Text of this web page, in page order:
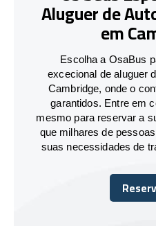
Aluguer de
em
Escolha a OsaBus
excecional de aluguer
Cambridge, onde o
garantidos. Entre em
mesmo para reservar a
que milhares de
suas necessidades de